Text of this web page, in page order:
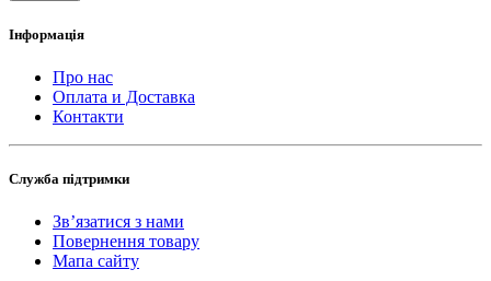
Інформація
Про нас
Оплата и Доставка
Контакти
Служба підтримки
Зв’язатися з нами
Повернення товару
Мапа сайту